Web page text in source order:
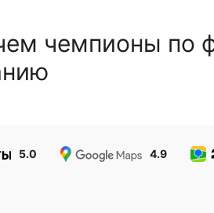
чемпионы по
5.0 4.9